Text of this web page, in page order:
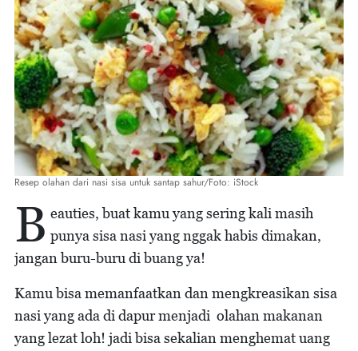
Resep olahan dari nasi sisa untuk santap sahur/Foto: iStock
B eauties, buat kamu yang sering kali masih
punya sisa nasi yang nggak habis dimakan,
jangan buru-buru di buang ya!
Kamu bisa memanfaatkan dan mengkreasikan sisa
nasi yang ada di dapur menjadi olahan makanan
yang lezat loh! jadi bisa sekalian menghemat uang